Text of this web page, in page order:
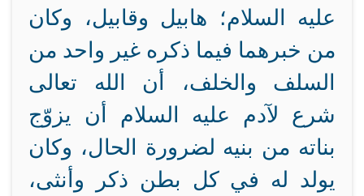
عليه السلام؛ هابيل وقابيل، وكان
من خبرهما فيما ذكره غير واحد من
السلف والخلف، أن الله تعالى
شرع لآدم عليه السلام أن يزوّج
بناته من بنيه لضرورة الحال، وكان
يولد له في كل بطن ذكر وأنثى،